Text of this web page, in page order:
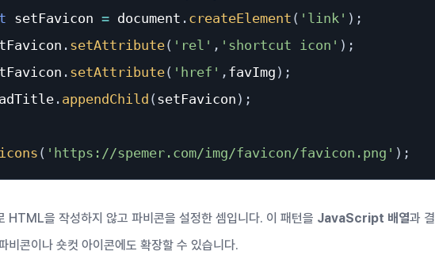
setFavicon = document . createElement ( 'link' ) ;
. setAttribute( 'rel' , 'shortcut icon' ) ;
. setAttribute( 'href' , favImg ) ;
. appendChild ( setFavicon ) ;
( 'https://spemer.com/img/favicon/favicon.png' ) ;
HTML을 작성하지 않고 파비콘을 설정한 셈입니다. 이 패턴을 JavaScript 배열과 결
비콘이나 숏컷 아이콘에도 확장할 수 있습니다.